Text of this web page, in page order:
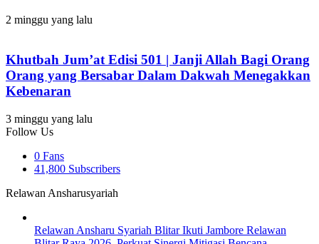
2 minggu yang lalu
Khutbah Jum’at Edisi 501 | Janji Allah Bagi Orang
Orang yang Bersabar Dalam Dakwah Menegakkan
Kebenaran
3 minggu yang lalu
Follow Us
0 Fans
41,800 Subscribers
Relawan Ansharusyariah
Relawan Ansharu Syariah Blitar Ikuti Jambore Relawan